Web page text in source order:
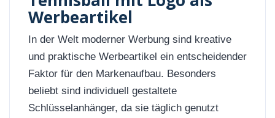
Werbeartikel
In der Welt moderner Werbung sind kreative
und praktische Werbeartikel ein entscheidender
Faktor für den Markenaufbau. Besonders
beliebt sind individuell gestaltete
Schlüsselanhänger, da sie täglich genutzt